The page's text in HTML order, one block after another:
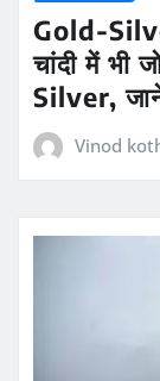
Gold-
चांदी में भी
Silver,
Vinod